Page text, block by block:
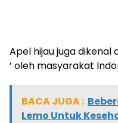
Apel hijau juga dikenal
’ oleh masyarakat
BACA JUGA :
Lemo Untuk